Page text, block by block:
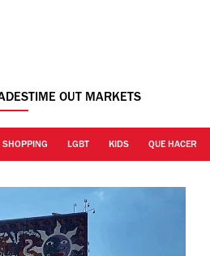
TIME OUT MARKETS
SHOPPING LGBT KIDS QUE HACER